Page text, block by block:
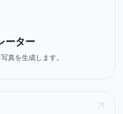
ーター
真を生成します。